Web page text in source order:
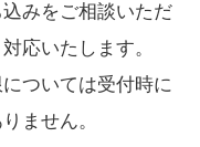
みをご相談いただ
応いたします。
ついては受付時に
ません。